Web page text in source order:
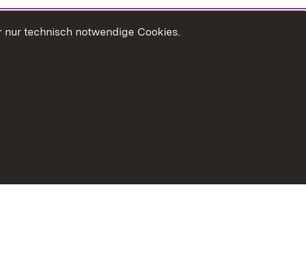
technisch notwendige Cookies.